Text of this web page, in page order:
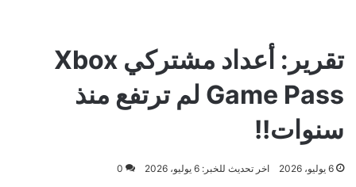
تقرير: أعداد مشتركي Xbox
Game Pass لم ترتفع منذ
سنوات!!
6 يوليو، 2026 اخر تحديث للخبر: 6 يوليو، 2026 0